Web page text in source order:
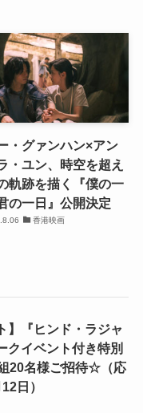
・グァンハン×アン
・ユン、時空を超え
軌跡を描く『僕の一
の一日』公開決定
香港映画
】『ヒンド・ラジャ
クイベント付き特別
20名様ご招待☆（応
日）